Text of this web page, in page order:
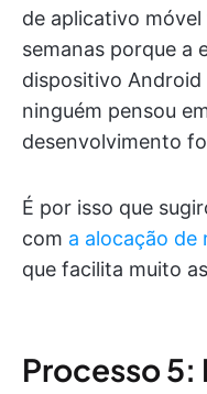
de aplicativo
semanas porque a
dispositivo
ninguém pensou
desenvolvimento
É por isso que
com a alocação de
que facilita muito
Processo 5: